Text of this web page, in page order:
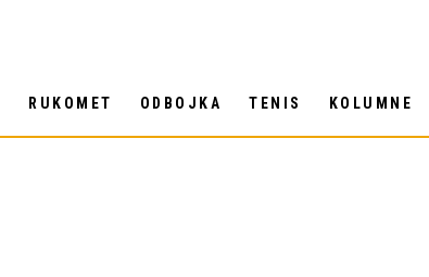
RUKOMET ODBOJKA TENIS KOLUMNE